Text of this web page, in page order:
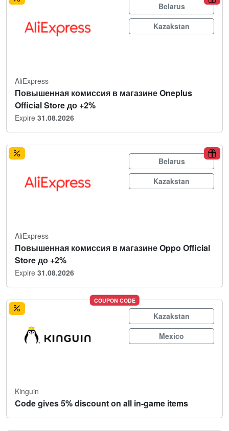
Belarus
Kazakstan
AliExpress
Повышенная комиссия в магазине Oneplus
Official Store до +2%
Expire 31.08.2026
Belarus
Kazakstan
AliExpress
Повышенная комиссия в магазине Oppo Official
Store до +2%
Expire 31.08.2026
COUPON CODE
Kazakstan
Mexico
Kinguin
Code gives 5% discount on all in-game items